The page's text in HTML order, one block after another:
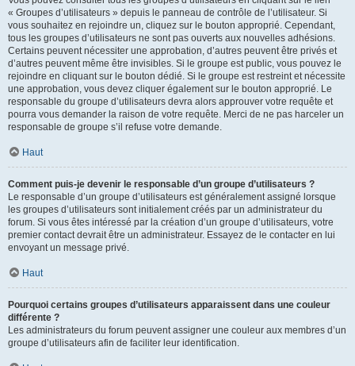
« Groupes d’utilisateurs » depuis le panneau de contrôle de l’utilisateur. Si
vous souhaitez en rejoindre un, cliquez sur le bouton approprié. Cependant,
tous les groupes d’utilisateurs ne sont pas ouverts aux nouvelles adhésions.
Certains peuvent nécessiter une approbation, d’autres peuvent être privés et
d’autres peuvent même être invisibles. Si le groupe est public, vous pouvez le
rejoindre en cliquant sur le bouton dédié. Si le groupe est restreint et nécessite
une approbation, vous devez cliquer également sur le bouton approprié. Le
responsable du groupe d’utilisateurs devra alors approuver votre requête et
pourra vous demander la raison de votre requête. Merci de ne pas harceler un
responsable de groupe s’il refuse votre demande.
Haut
Comment puis-je devenir le responsable d’un groupe d’utilisateurs ?
Le responsable d’un groupe d’utilisateurs est généralement assigné lorsque
les groupes d’utilisateurs sont initialement créés par un administrateur du
forum. Si vous êtes intéressé par la création d’un groupe d’utilisateurs, votre
premier contact devrait être un administrateur. Essayez de le contacter en lui
envoyant un message privé.
Haut
Pourquoi certains groupes d’utilisateurs apparaissent dans une couleur
différente ?
Les administrateurs du forum peuvent assigner une couleur aux membres d’un
groupe d’utilisateurs afin de faciliter leur identification.